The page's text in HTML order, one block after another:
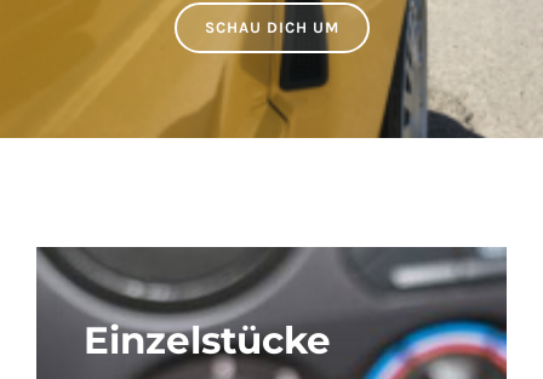
SCHAU DICH UM
Einzelstücke